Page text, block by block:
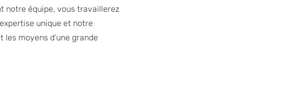
notre équipe, vous travaillerez
unique et notre
moyens d’une grande